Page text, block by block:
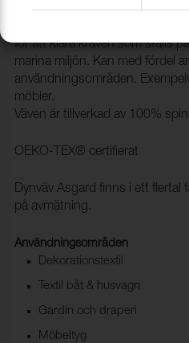
för att klara kraven som ställs
marina miljön. Kan med fördel
användningsområden.
möbler.
Väven är tillverkad av 100%
OEKO-TEX® certifierat
Dynväv Asgard finns i ett flertal
på avmätning.
Användningsområden
Dekorationstextil
Textil båt & husvagn
Gardin och draperi
Möbeltyg